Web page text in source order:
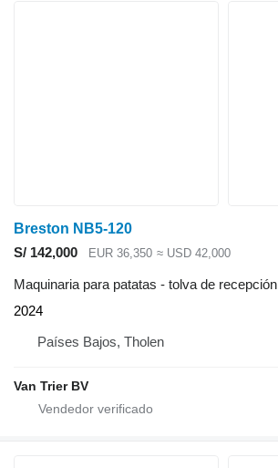
Breston NB5-120
S/ 142,000
EUR 36,350 ≈ USD 42,000
Maquinaria para patatas - tolva de recepción
2024
Países Bajos, Tholen
Van Trier BV